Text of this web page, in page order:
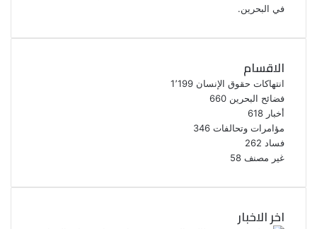
في البحرين.
الاقسام
انتهاكات حقوق الإنسان 1٬199
فضائح البحرين 660
أخبار 618
مؤامرات وتحالفات 346
فساد 262
غير مصنف 58
اخر الاخبار